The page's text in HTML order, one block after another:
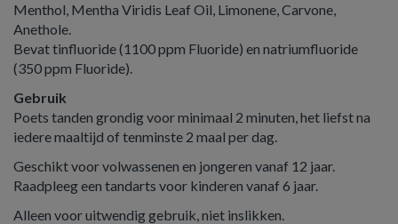
Menthol, Mentha Viridis Leaf Oil, Limonene, Carvone,
Anethole.
Bevat tinfluoride (1100 ppm Fluoride) en natriumfluoride
(350 ppm Fluoride).
Gebruik
Poets tanden grondig voor minimaal 2 minuten, het liefst na
iedere maaltijd of tenminste 2 maal per dag.
Geschikt voor volwassenen en jongeren vanaf 12 jaar.
Raadpleeg een tandarts voor kinderen vanaf 6 jaar.
Alleen voor uitwendig gebruik, niet inslikken.